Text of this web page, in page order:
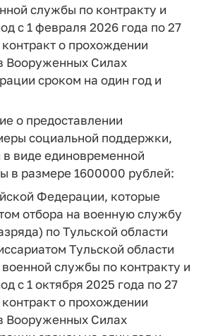
службы по контракту и
с 1 февраля 2026 года по 27
о прохождении
Вооруженных Силах
сроком на один год и
о предоставлении
социальной поддержки,
виде единовременной
в размере 1600000 рублей:
Федерации, которые
отбора на военную службу
по Тульской области
Тульской области
службы по контракту и
с 1 октября 2025 года по 27
о прохождении
Вооруженных Силах